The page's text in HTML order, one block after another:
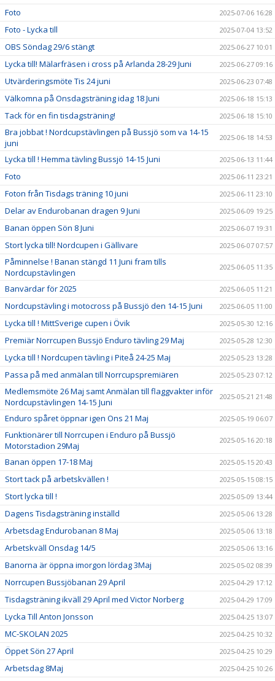
Foto
2025-07-06 16:28
Foto - Lycka till 2025-07-04 13:52
OBS Söndag 29/6 stängt 2025-06-27 10:01
Lycka till! Mälarfräsen i cross på Arlanda 28-29 Juni 2025-06-27 09:16
Utvärderingsmöte Tis 24 juni 2025-06-23 07:48
Välkomna på Onsdagsträning idag 18 Juni 2025-06-18 15:13
Tack för en fin tisdagsträning! 2025-06-18 15:10
Bra jobbat ! Nordcupstävlingen på Bussjö som va 14-15
juni
2025-06-18 14:53
Lycka till ! Hemma tävling Bussjö 14-15 Juni 2025-06-13 11:44
Foto 2025-06-11 23:21
Foton från Tisdags träning 10 juni 2025-06-11 23:10
Delar av Endurobanan dragen 9 Juni 2025-06-09 19:25
Banan öppen Sön 8 Juni 2025-06-07 19:31
Stort lycka till! Nordcupen i Gällivare 2025-06-07 07:57
Påminnelse ! Banan stängd 11 Juni fram tills
Nordcupstävlingen
2025-06-05 11:35
Banvärdar för 2025 2025-06-05 11:21
Nordcupstävling i motocross på Bussjö den 14-15 Juni 2025-06-05 11:00
Lycka till ! MittSverige cupen i Övik 2025-05-30 12:16
Premiär Norrcupen Bussjö Enduro tävling 29 Maj 2025-05-28 12:30
Lycka till ! Nordcupen tävling i Piteå 24-25 Maj 2025-05-23 13:28
Passa på med anmälan till Norrcupspremiären 2025-05-23 07:12
Medlemsmöte 26 Maj samt Anmälan till flaggvakter inför
Nordcupstävlingen 14-15 Juni
2025-05-21 21:48
Enduro spåret öppnar igen Ons 21 Maj 2025-05-19 06:07
Funktionärer till Norrcupen i Enduro på Bussjö
Motorstadion 29Maj
2025-05-16 20:18
Banan öppen 17-18 Maj 2025-05-15 20:43
Stort tack på arbetskvällen ! 2025-05-15 08:15
Stort lycka till ! 2025-05-09 13:44
Dagens Tisdagsträning inställd 2025-05-06 13:28
Arbetsdag Endurobanan 8 Maj 2025-05-06 13:18
Arbetskväll Onsdag 14/5 2025-05-06 13:16
Banorna är öppna imorgon lördag 3Maj 2025-05-02 08:39
Norrcupen Bussjöbanan 29 April 2025-04-29 17:12
Tisdagsträning ikväll 29 April med Victor Norberg 2025-04-29 17:09
Lycka Till Anton Jonsson 2025-04-25 13:07
MC-SKOLAN 2025 2025-04-25 10:32
Öppet Sön 27 April 2025-04-25 10:29
Arbetsdag 8Maj 2025-04-25 10:26